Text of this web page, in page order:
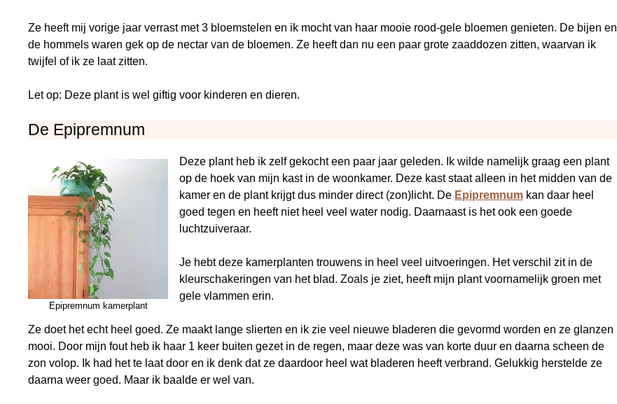
Ze heeft mij vorige jaar verrast met 3 bloemstelen en ik mocht van haar mooie rood-gele bloemen genieten. De bijen en
de hommels waren gek op de nectar van de bloemen. Ze heeft dan nu een paar grote zaaddozen zitten, waarvan ik
twijfel of ik ze laat zitten.
Let op: Deze plant is wel giftig voor kinderen en dieren.
De Epipremnum
Epipremnum kamerplant
Deze plant heb ik zelf gekocht een paar jaar geleden. Ik wilde namelijk graag een plant
op de hoek van mijn kast in de woonkamer. Deze kast staat alleen in het midden van de
kamer en de plant krijgt dus minder direct (zon)licht. De Epipremnum kan daar heel
goed tegen en heeft niet heel veel water nodig. Daarnaast is het ook een goede
luchtzuiveraar.
Je hebt deze kamerplanten trouwens in heel veel uitvoeringen. Het verschil zit in de
kleurschakeringen van het blad. Zoals je ziet, heeft mijn plant voornamelijk groen met
gele vlammen erin.
Ze doet het echt heel goed. Ze maakt lange slierten en ik zie veel nieuwe bladeren die gevormd worden en ze glanzen
mooi. Door mijn fout heb ik haar 1 keer buiten gezet in de regen, maar deze was van korte duur en daarna scheen de
zon volop. Ik had het te laat door en ik denk dat ze daardoor heel wat bladeren heeft verbrand. Gelukkig herstelde ze
daarna weer goed. Maar ik baalde er wel van.